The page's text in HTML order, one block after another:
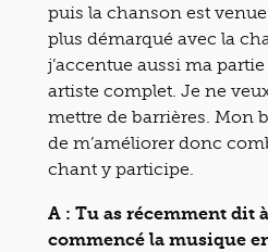
puis la chanson est
plus démarqué avec la
j’accentue aussi ma
artiste complet. Je ne
mettre de barrières. Mon
de m’améliorer donc
chant y participe.
A : Tu as récemment dit
commencé la musique